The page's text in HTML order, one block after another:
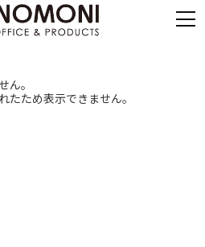
ん。
たため表示できません。